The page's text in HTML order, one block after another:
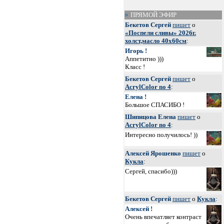
ПРЯМОЙ ЭФИР
Бекетов Сергей пишет о
«Поспели сливы» 2026г.
холст,масло 40х60см:
Игорь !
Аппетитно )))
Класс !
Бекетов Сергей пишет о
AcrylColor no 4:
Елена !
Большое СПАСИБО !
Шипицова Елена пишет о
AcrylColor no 4:
Интересно получилось! ))
Алексей Ярошенко пишет о
Кукла:
Сергей, спасибо)))
Бекетов Сергей пишет о Кукла:
Алексей !
Очень впечатляет контраст